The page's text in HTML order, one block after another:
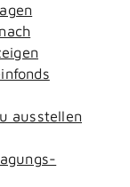
ausstellen